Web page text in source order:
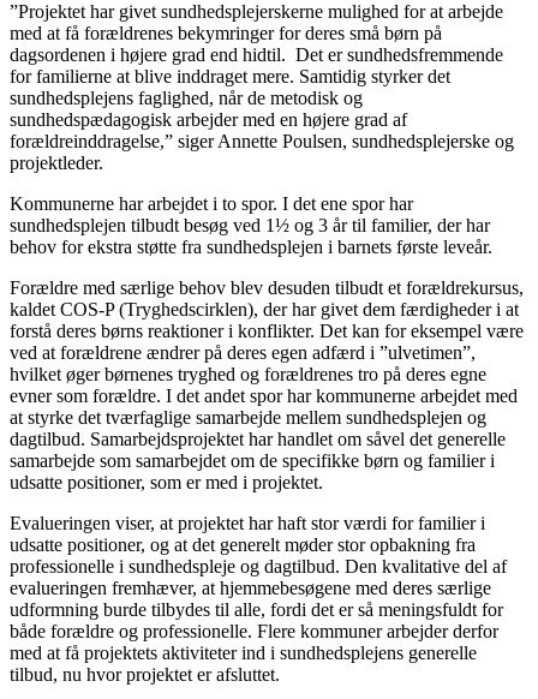
”Projektet har givet sundhedsplejerskerne mulighed for at arbejde
med at få forældrenes bekymringer for deres små børn på
dagsordenen i højere grad end hidtil. Det er sundhedsfremmende
for familierne at blive inddraget mere. Samtidig styrker det
sundhedsplejens faglighed, når de metodisk og
sundhedspædagogisk arbejder med en højere grad af
forældreinddragelse,” siger Annette Poulsen, sundhedsplejerske og
projektleder.
Kommunerne har arbejdet i to spor. I det ene spor har
sundhedsplejen tilbudt besøg ved 1½ og 3 år til familier, der har
behov for ekstra støtte fra sundhedsplejen i barnets første leveår.
Forældre med særlige behov blev desuden tilbudt et forældrekursus,
kaldet COS-P (Tryghedscirklen), der har givet dem færdigheder i at
forstå deres børns reaktioner i konflikter. Det kan for eksempel være
ved at forældrene ændrer på deres egen adfærd i ”ulvetimen”,
hvilket øger børnenes tryghed og forældrenes tro på deres egne
evner som forældre. I det andet spor har kommunerne arbejdet med
at styrke det tværfaglige samarbejde mellem sundhedsplejen og
dagtilbud. Samarbejdsprojektet har handlet om såvel det generelle
samarbejde som samarbejdet om de specifikke børn og familier i
udsatte positioner, som er med i projektet.
Evalueringen viser, at projektet har haft stor værdi for familier i
udsatte positioner, og at det generelt møder stor opbakning fra
professionelle i sundhedspleje og dagtilbud. Den kvalitative del af
evalueringen fremhæver, at hjemmebesøgene med deres særlige
udformning burde tilbydes til alle, fordi det er så meningsfuldt for
både forældre og professionelle. Flere kommuner arbejder derfor
med at få projektets aktiviteter ind i sundhedsplejens generelle
tilbud, nu hvor projektet er afsluttet.